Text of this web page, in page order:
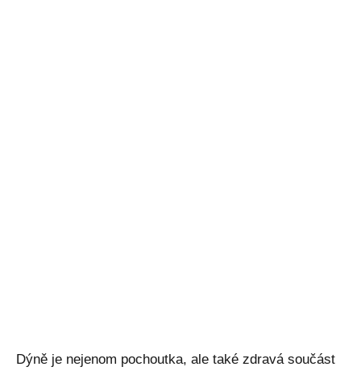
Dýně je nejenom pochoutka, ale také zdravá součást